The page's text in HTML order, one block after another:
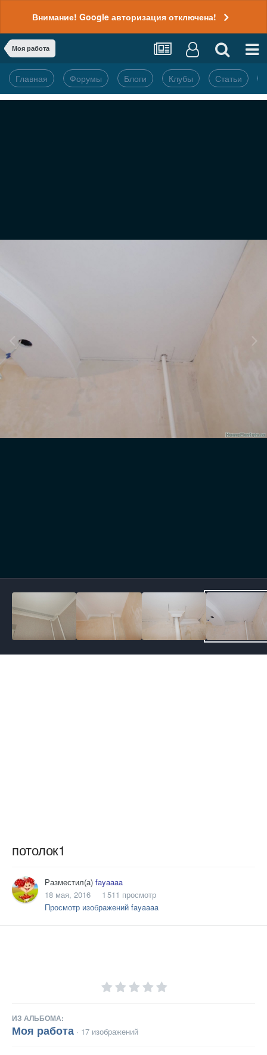
Внимание! Google авторизация отключена!
Моя работа
Главная Форумы Блоги Клубы Статьи
потолок1
Разместил(а) fayaaaa
18 мая, 2016
1 511 просмотр
Просмотр изображений fayaaaa
ИЗ АЛЬБОМА:
Моя работа · 17 изображений